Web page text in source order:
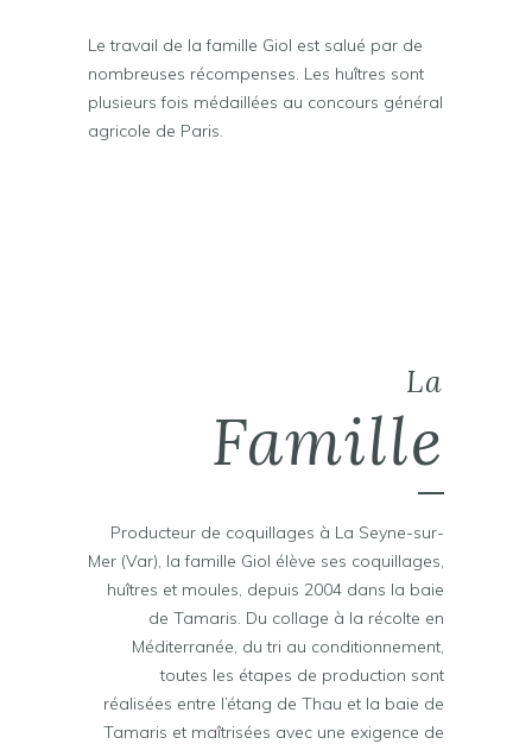
Le travail de la famille Giol est salué par de
nombreuses récompenses. Les huîtres sont
plusieurs fois médaillées au concours général
agricole de Paris.
La
Famille
Producteur de coquillages à La Seyne-sur-
Mer (Var), la famille Giol élève ses coquillages,
huîtres et moules, depuis 2004 dans la baie
de Tamaris. Du collage à la récolte en
Méditerranée, du tri au conditionnement,
toutes les étapes de production sont
réalisées entre l’étang de Thau et la baie de
Tamaris et maîtrisées avec une exigence de